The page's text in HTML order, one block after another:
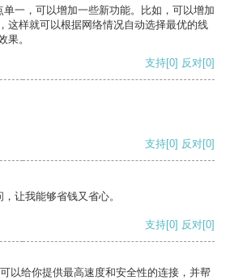
一，可以增加一些新功能。比如，可以增加
这样就可以根据网络情况自动选择最优的线
果。
支持[0] 反对[0]
支持[0] 反对[0]
让我能够省钱又省心。
支持[0] 反对[0]
以给你提供最高速度和安全性的连接，并帮